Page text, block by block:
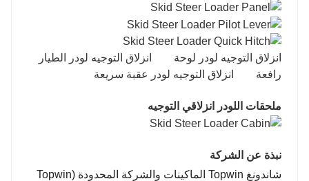
انزلاق التوجيه لودر لوحة انزلاق التوجيه لودر الطيار
رافعة انزلاق التوجيه لودر عقبة سريعة
ملحقات اللودر انزلاقي التوجيه
نبذة عن الشركة
شاندونغ Topwin الماكينات والشركة المحدودة (Topwin